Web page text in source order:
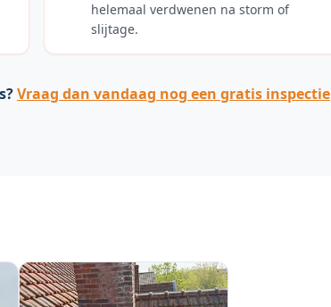
helemaal verdwenen na storm of
slijtage.
Vraag dan vandaag nog een gratis inspectie